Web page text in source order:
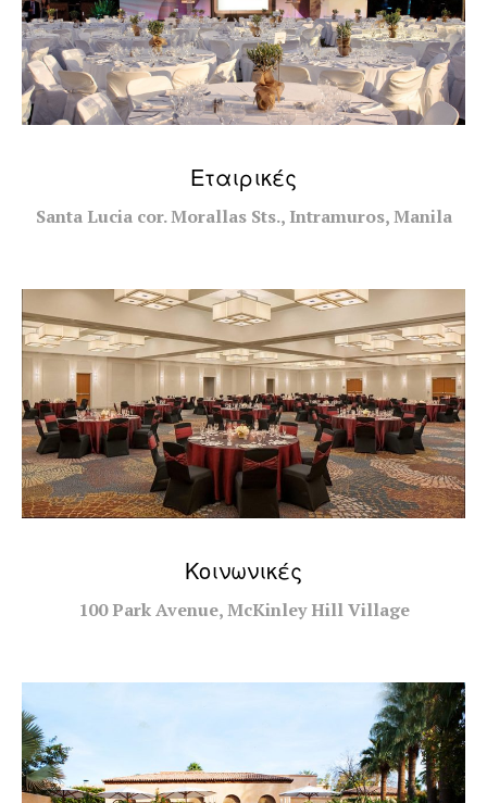
Εταιρικές
Santa Lucia cor. Morallas Sts., Intramuros, Manila
Κοινωνικές
100 Park Avenue, McKinley Hill Village